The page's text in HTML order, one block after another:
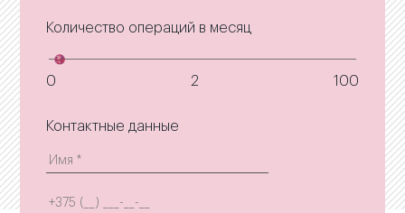
Количество операций в месяц
0 2 100
Контактные данные